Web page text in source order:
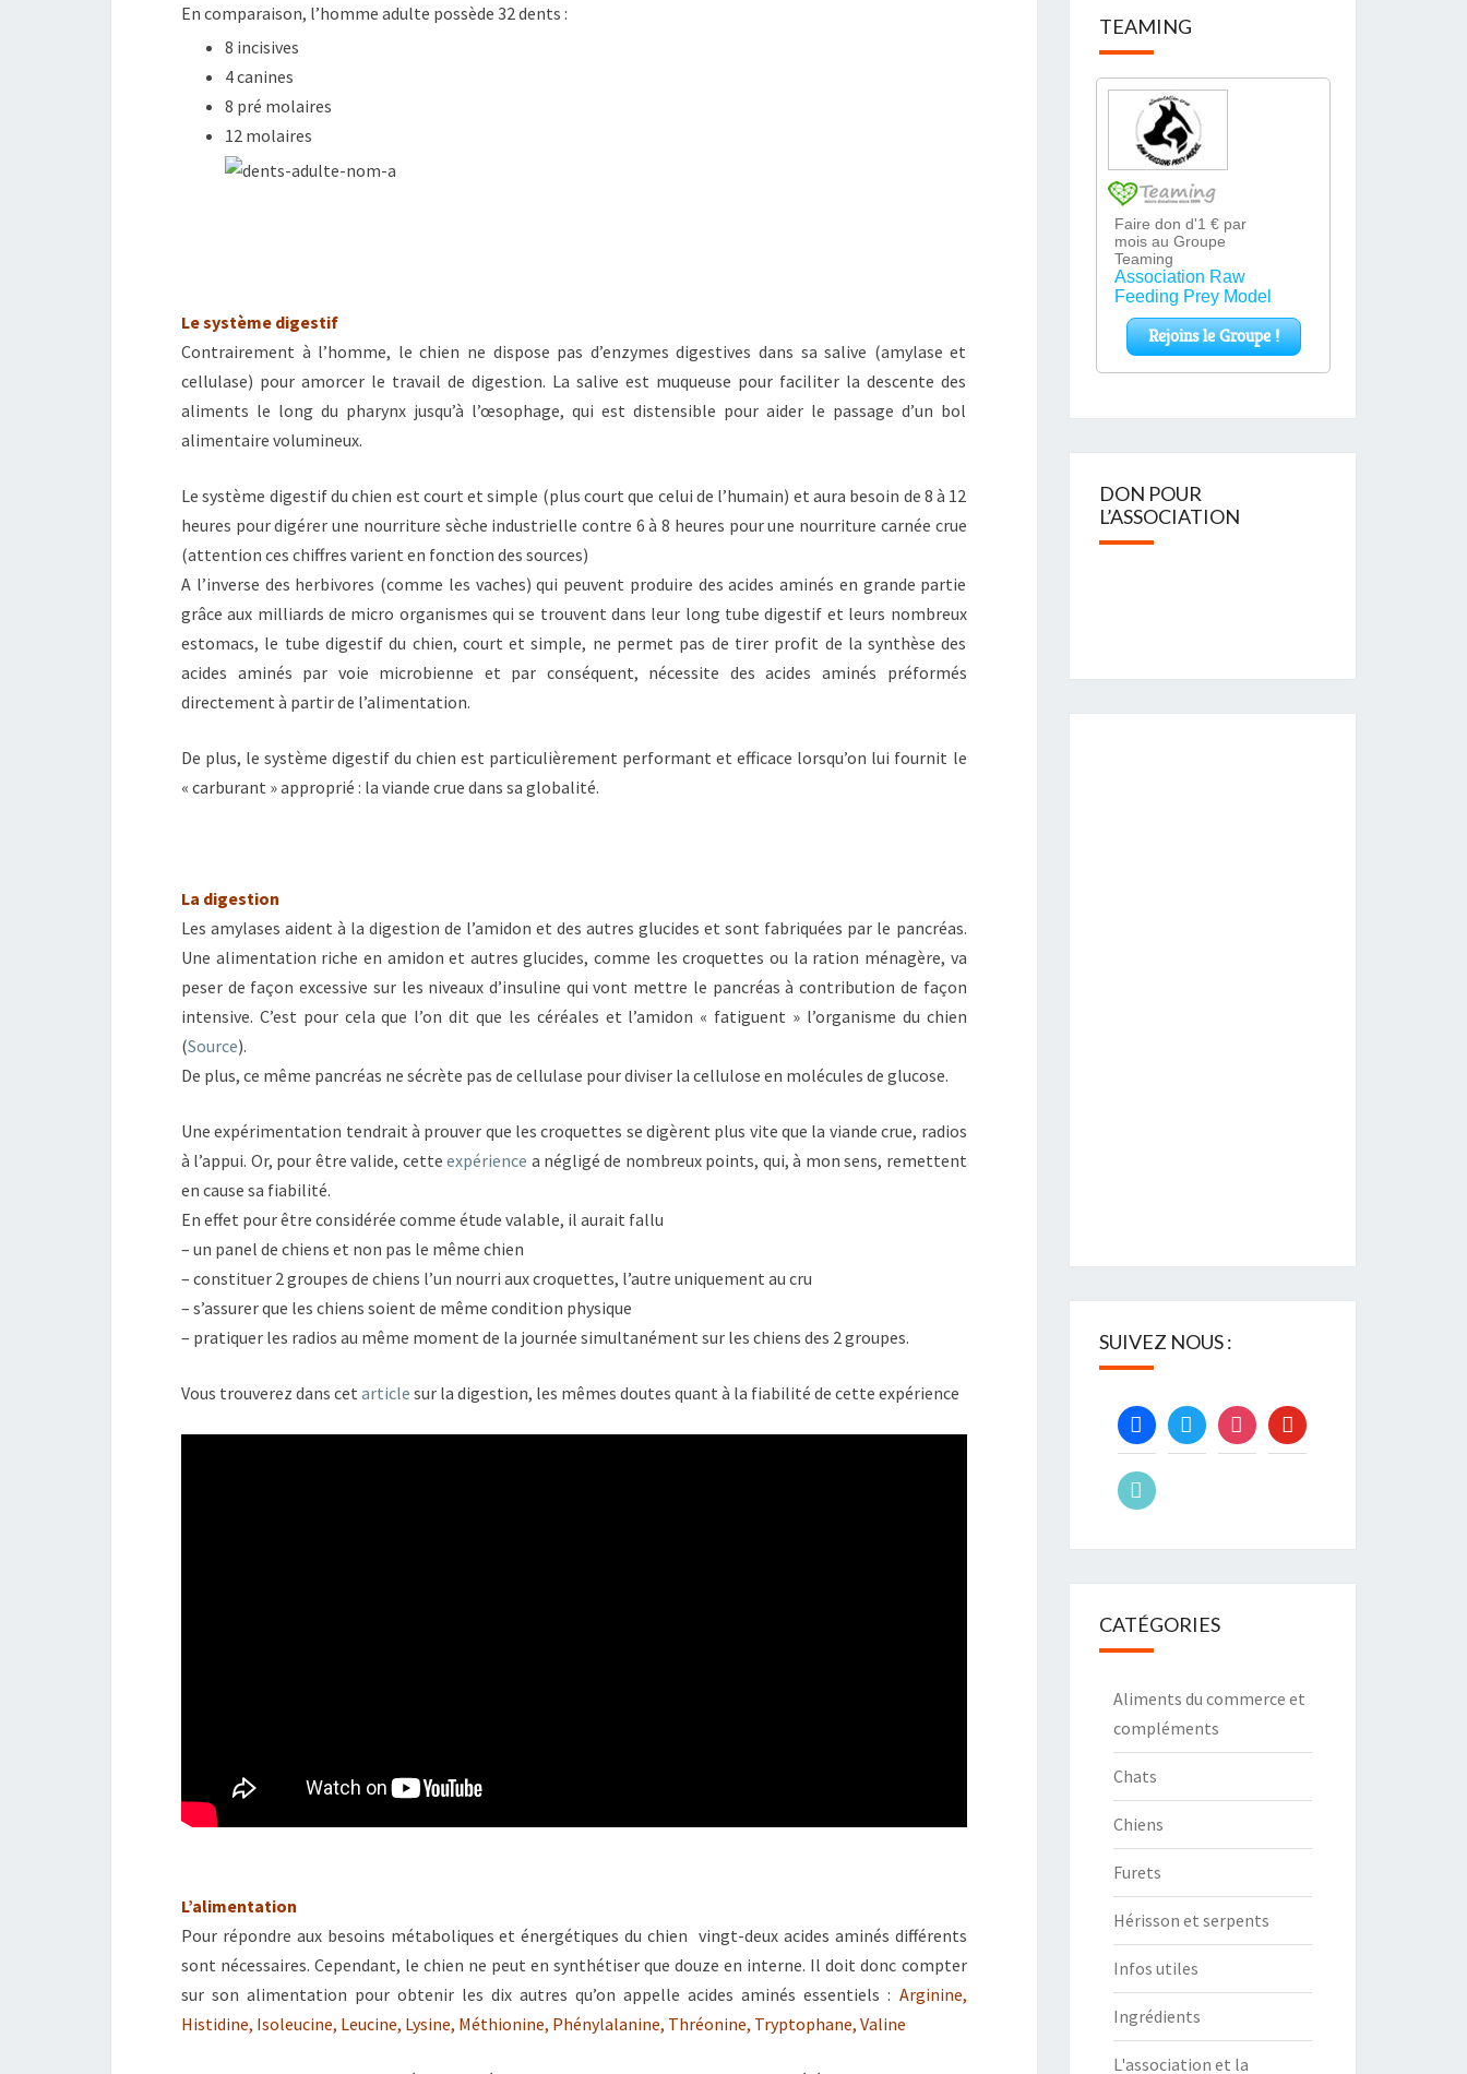
En comparaison, l’homme adulte possède 32 dents :
8 incisives
4 canines
8 pré molaires
12 molaires
Le système digestif
Contrairement à l’homme, le chien ne dispose pas d’enzymes digestives dans sa salive (amylase et
cellulase) pour amorcer le travail de digestion. La salive est muqueuse pour faciliter la descente des
aliments le long du pharynx jusqu’à l’œsophage, qui est distensible pour aider le passage d’un bol
alimentaire volumineux.
Le système digestif du chien est court et simple (plus court que celui de l’humain) et aura besoin de 8 à 12
heures pour digérer une nourriture sèche industrielle contre 6 à 8 heures pour une nourriture carnée crue
(attention ces chiffres varient en fonction des sources)
A l’inverse des herbivores (comme les vaches) qui peuvent produire des acides aminés en grande partie
grâce aux milliards de micro organismes qui se trouvent dans leur long tube digestif et leurs nombreux
estomacs, le tube digestif du chien, court et simple, ne permet pas de tirer profit de la synthèse des
acides aminés par voie microbienne et par conséquent, nécessite des acides aminés préformés
directement à partir de l’alimentation.
De plus, le système digestif du chien est particulièrement performant et efficace lorsqu’on lui fournit le
« carburant » approprié : la viande crue dans sa globalité.
La digestion
Les amylases aident à la digestion de l’amidon et des autres glucides et sont fabriquées par le pancréas.
Une alimentation riche en amidon et autres glucides, comme les croquettes ou la ration ménagère, va
peser de façon excessive sur les niveaux d’insuline qui vont mettre le pancréas à contribution de façon
intensive. C’est pour cela que l’on dit que les céréales et l’amidon « fatiguent » l’organisme du chien
(Source).
De plus, ce même pancréas ne sécrète pas de cellulase pour diviser la cellulose en molécules de glucose.
Une expérimentation tendrait à prouver que les croquettes se digèrent plus vite que la viande crue, radios
à l’appui. Or, pour être valide, cetteexpérience a négligé de nombreux points, qui, à mon sens, remettent
en cause sa fiabilité.
En effet pour être considérée comme étude valable, il aurait fallu
– un panel de chiens et non pas le même chien
– constituer 2 groupes de chiens l’un nourri aux croquettes, l’autre uniquement au cru
– s’assurer que les chiens soient de même condition physique
– pratiquer les radios au même moment de la journée simultanément sur les chiens des 2 groupes.
Vous trouverez dans cet article sur la digestion, les mêmes doutes quant à la fiabilité de cette expérience
L’alimentation
Pour répondre aux besoins métaboliques et énergétiques du chien vingt-deux acides aminés différents
sont nécessaires. Cependant, le chien ne peut en synthétiser que douze en interne. Il doit donc compter
sur son alimentation pour obtenir les dix autres qu’on appelle acides aminés essentiels : Arginine,
Histidine, Isoleucine, Leucine, Lysine, Méthionine, Phénylalanine, Thréonine, Tryptophane, Valine
TEAMING
DON POUR
L’ASSOCIATION
SUIVEZ NOUS :
facebooktwitterinstagramyoutube
tiktok
CATÉGORIES
Aliments du commerce et
compléments
Chats
Chiens
Furets
Hérisson et serpents
Infos utiles
Ingrédients
L'association et la